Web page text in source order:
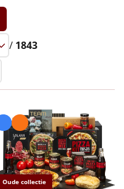
/ 1843
Oude collectie